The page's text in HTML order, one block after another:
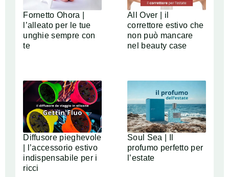
Fornetto Ohora |
l’alleato per le tue
unghie sempre con
te
All Over | il
correttore estivo che
non può mancare
nel beauty case
Diffusore pieghevole
| l’accessorio estivo
indispensabile per i
ricci
Soul Sea | Il
profumo perfetto per
l’estate